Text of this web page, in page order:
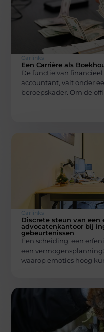
Carlinks
Een Carrière als
De functie van
accountant, valt onder
beroepskader. Om de
Carlinks
Discrete steun van een
advocatenkantoor bij
gebeurtenissen
Een scheiding, een
een
waarop emoties hoog